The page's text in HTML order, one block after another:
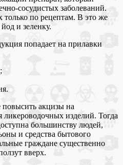
сосудистых заболеваний.
только по рецептам. В это же
и зеленку.
попадает на прилавки
акцизы на
ликероводочных изделий. Тогда
большинству людей,
и средства бытового
граждане существенно
вверх.